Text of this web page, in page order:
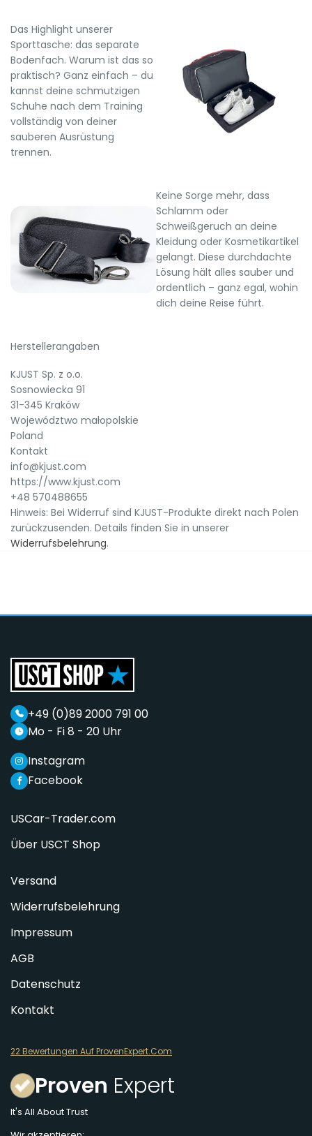
Das Highlight unserer
Sporttasche: das separate
Bodenfach. Warum ist das so
praktisch? Ganz einfach – du
kannst deine schmutzigen
Schuhe nach dem Training
vollständig von deiner
sauberen Ausrüstung
trennen.
Keine Sorge mehr, dass
Schlamm oder
Schweißgeruch an deine
Kleidung oder Kosmetikartikel
gelangt. Diese durchdachte
Lösung hält alles sauber und
ordentlich – ganz egal, wohin
dich deine Reise führt.
Herstellerangaben
KJUST Sp. z o.o.
Sosnowiecka 91
31-345 Kraków
Województwo małopolskie
Poland
Kontakt
info@kjust.com
https://www.kjust.com
+48 570488655
Hinweis: Bei Widerruf sind KJUST-Produkte direkt nach Polen
zurückzusenden. Details finden Sie in unserer
Widerrufsbelehrung.
+49 (0)89 2000 791 00
Mo - Fi 8 - 20 Uhr
Facebook
Instagram
USCar-Trader.com
Über USCT Shop
Versand
Widerrufsbelehrung
Impressum
AGB
Datenschutz
Kontakt
22 Bewertungen Auf ProvenExpert.Com
Proven Expert
It's All About Trust